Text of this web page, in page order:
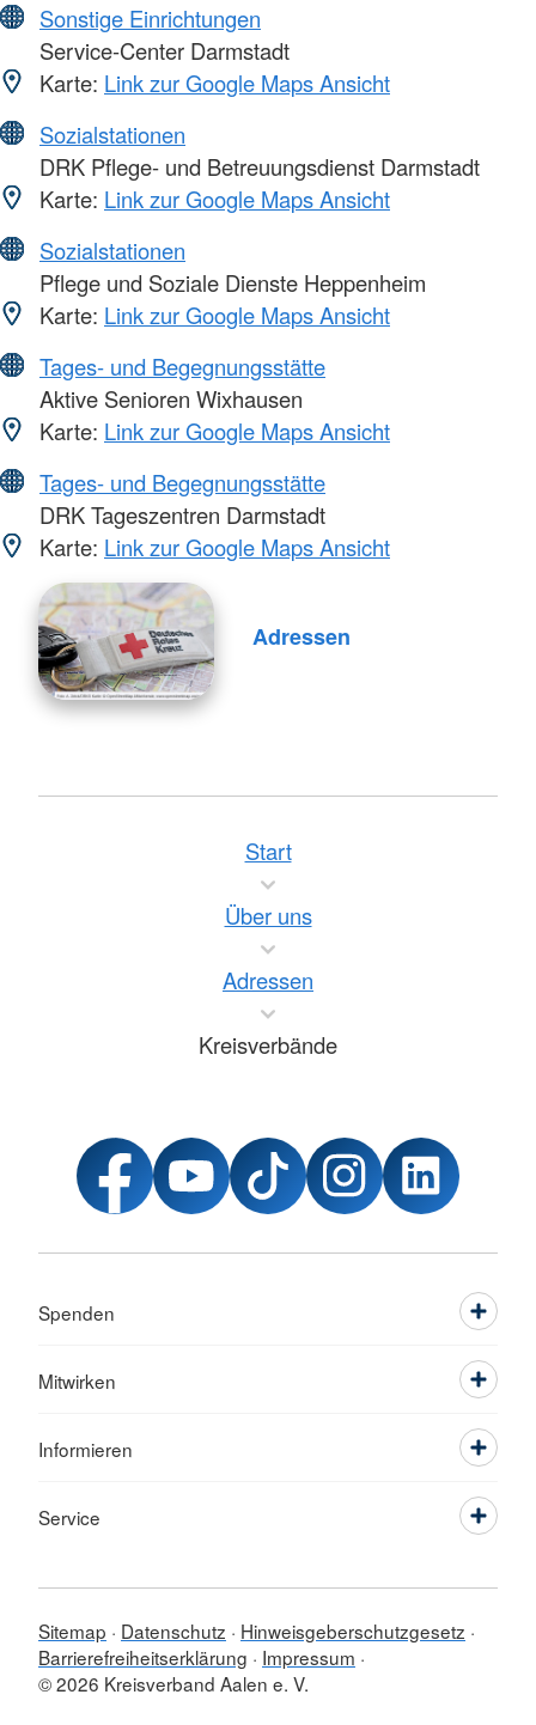
Sonstige Einrichtungen
Service-Center Darmstadt
Karte: Link zur Google Maps Ansicht
Sozialstationen
DRK Pflege- und Betreuungsdienst Darmstadt
Karte: Link zur Google Maps Ansicht
Sozialstationen
Pflege und Soziale Dienste Heppenheim
Karte: Link zur Google Maps Ansicht
Tages- und Begegnungsstätte
Aktive Senioren Wixhausen
Karte: Link zur Google Maps Ansicht
Tages- und Begegnungsstätte
DRK Tageszentren Darmstadt
Karte: Link zur Google Maps Ansicht
Adressen
Start
Über uns
Adressen
Kreisverbände
Spenden
Mitwirken
Informieren
Service
Sitemap Datenschutz
Hinweisgeberschutzgesetz
Barrierefreiheitserklärung
Impressum
© 2026 Kreisverband Aalen e. V.